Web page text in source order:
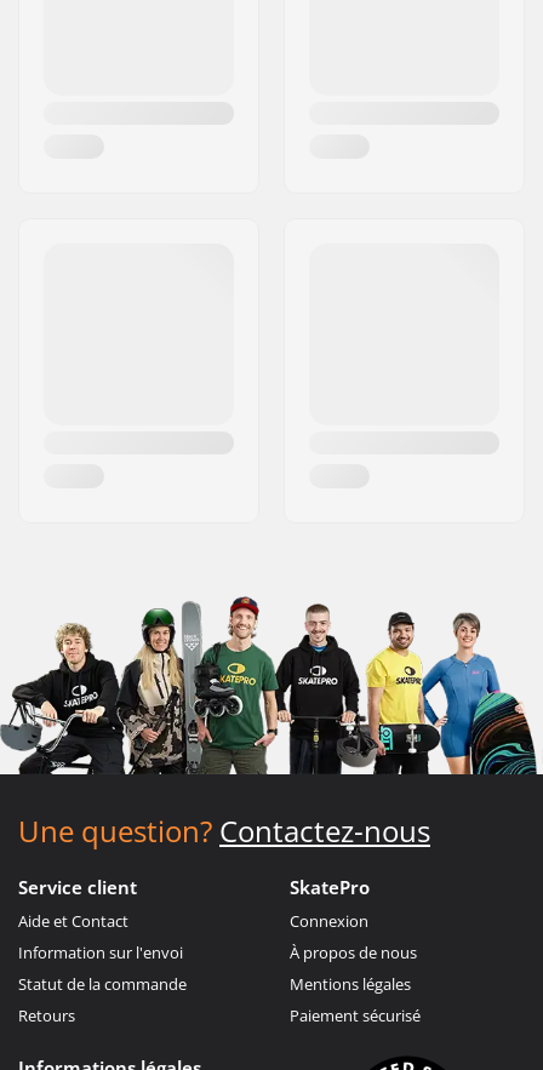
Une question? Contactez-nous
Service client
Aide et Contact
Information sur l'envoi
Statut de la commande
Retours
SkatePro
Connexion
À propos de nous
Mentions légales
Paiement sécurisé